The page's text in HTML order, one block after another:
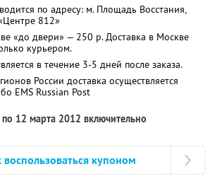
по адресу: м. Площадь Восстания,
812»
«до двери» — 250 р. Доставка в Москве
курьером.
в течение 3-5 дней после заказа.
России доставка осуществляется
EMS Russian Post
12 марта 2012 включительно
воспользоваться купоном